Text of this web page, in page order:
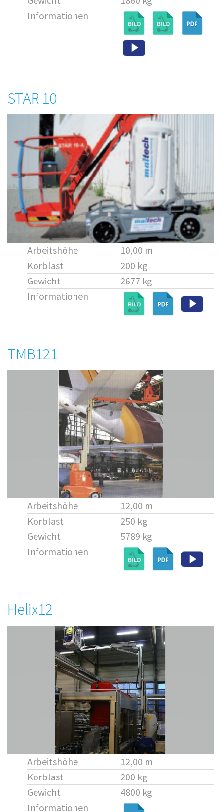
Informationen
STAR 10
Arbeitshöhe
10,00 m
Korblast
200 kg
Gewicht
2677 kg
Informationen
TMB121
Arbeitshöhe
12,00 m
Korblast
250 kg
Gewicht
5789 kg
Informationen
Helix12
Arbeitshöhe
12,00 m
Korblast
200 kg
Gewicht
4800 kg
Informationen